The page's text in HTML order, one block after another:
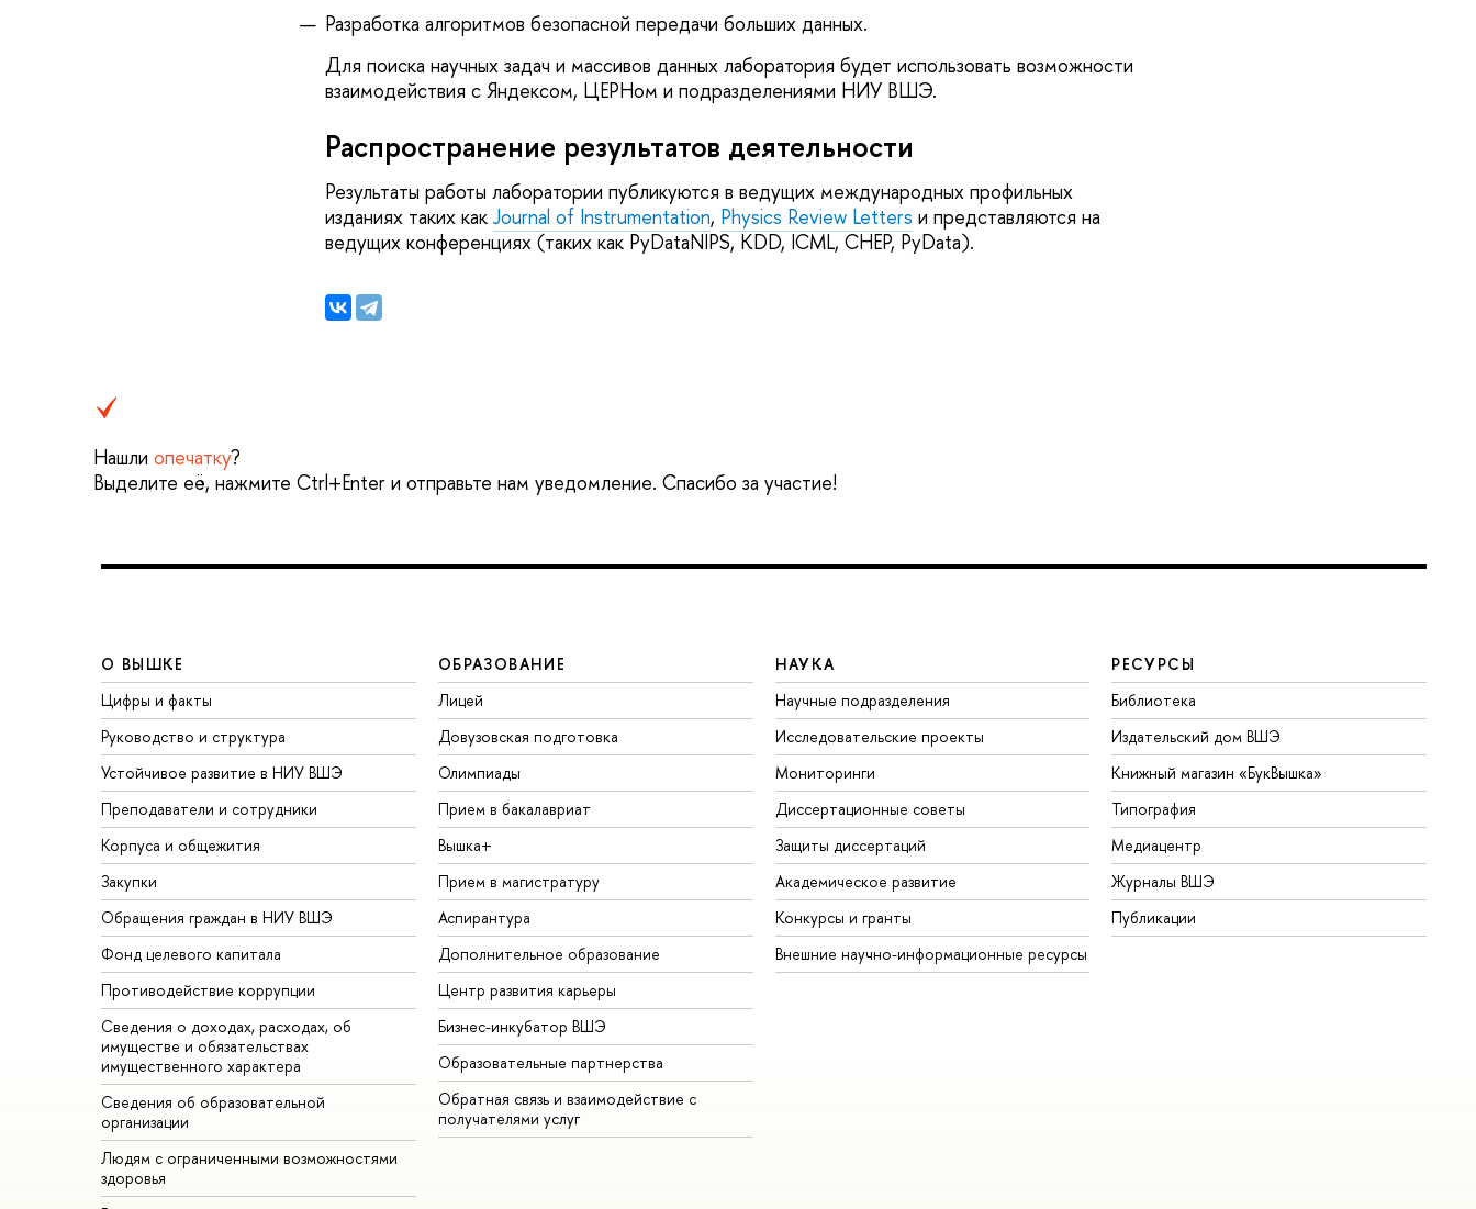
Разработка алгоритмов безопасной передачи больших данных.
Для поиска научных задач и массивов данных лаборатория будет использовать возможности
взаимодействия с Яндексом, ЦЕРНом и подразделениями НИУ ВШЭ.
Распространение результатов деятельности
Результаты работы лаборатории публикуются в ведущих международных профильных
изданиях таких как Journal of Instrumentation, Physics Review Letters и представляются на
ведущих конференциях (таких как PyDataNIPS, KDD, ICML, CHEP, PyData).
Нашли опечатку?
Выделите её, нажмите Ctrl+Enter и отправьте нам уведомление. Спасибо за участие!
О ВЫШКЕ
Цифры и факты
Руководство и структура
Устойчивое развитие в НИУ ВШЭ
Преподаватели и сотрудники
Корпуса и общежития
Закупки
Обращения граждан в НИУ ВШЭ
Фонд целевого капитала
Противодействие коррупции
Сведения о доходах, расходах, об
имуществе и обязательствах
имущественного характера
Сведения об образовательной
организации
Людям с ограниченными возможностями
здоровья
ОБРАЗОВАНИЕ
Лицей
Довузовская подготовка
Олимпиады
Прием в бакалавриат
Вышка+
Прием в магистратуру
Аспирантура
Дополнительное образование
Центр развития карьеры
Бизнес-инкубатор ВШЭ
Образовательные партнерства
Обратная связь и взаимодействие с
получателями услуг
НАУКА
Научные подразделения
Исследовательские проекты
Мониторинги
Диссертационные советы
Защиты диссертаций
Академическое развитие
Конкурсы и гранты
Внешние научно-информационные ресурсы
РЕСУРСЫ
Библиотека
Издательский дом ВШЭ
Книжный магазин «БукВышка»
Типография
Медиацентр
Журналы ВШЭ
Публикации